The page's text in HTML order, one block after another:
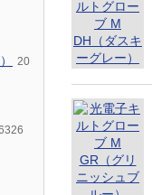
20